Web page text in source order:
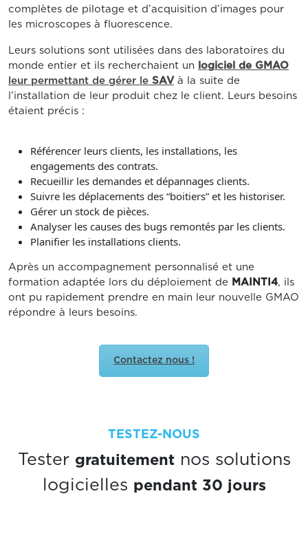
complètes de pilotage et d’acquisition d’images pour
les microscopes à fluorescence.
Leurs solutions sont utilisées dans des laboratoires du
monde entier et ils recherchaient un
logiciel de GMAO
leur permettant de gérer le SAV à la suite de
l’installation de leur produit chez le client. Leurs besoins
étaient précis :
Référencer leurs clients, les installations, les
engagements des contrats.
Recueillir les demandes et dépannages clients.
Suivre les déplacements des “boitiers” et les historiser.
Gérer un stock de pièces.
Analyser les causes des bugs remontés par les clients.
Planifier les installations clients.
Après un accompagnement personnalisé et une
formation adaptée lors du déploiement de MAINTI4, ils
ont pu rapidement prendre en main leur nouvelle GMAO
répondre à leurs besoins.
Contactez nous !
TESTEZ-NOUS
Tester gratuitementnos solutions
logicielles pendant 30 jours